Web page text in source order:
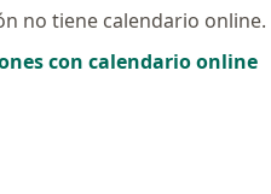
no tiene calendario online.
con calendario online